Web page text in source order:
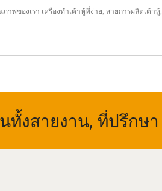
าพของเรา เครื่องทำเต้าหู้ที่ง่าย สายการผลิตเต้าหู้
ทั้งสายงาน, ที่ปรึกษา